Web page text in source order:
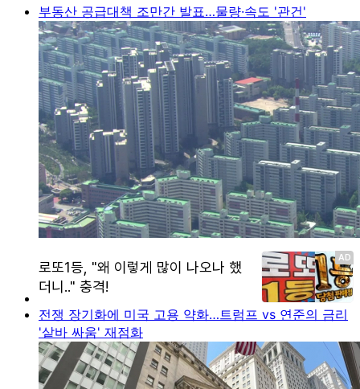
부동산 공급대책 조만간 발표…물량·속도 '관건'
전쟁 장기화에 미국 고용 약화…트럼프 vs 연준의 금리
'샅바 싸움' 재점화